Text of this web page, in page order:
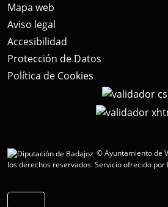
Mapa web
Aviso legal
Accesibilidad
Protección de Datos
Política de Cookies
© Ayuntamiento de
los derechos reservados.Servicio ofrecido por